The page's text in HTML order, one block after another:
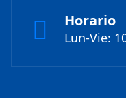
Horario
Lun-Vie: